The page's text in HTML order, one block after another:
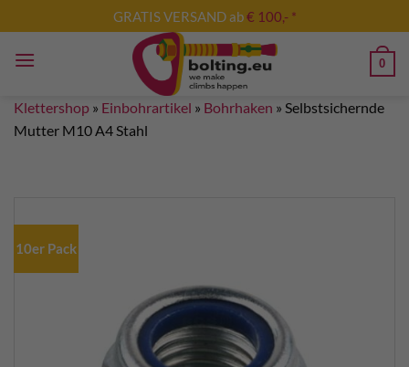
Inhalt
springen
GRATIS VERSAND ab€ 100,- *
0
Klettershop » Einbohrartikel » Bohrhaken » Selbstsichernde
Mutter M10 A4 Stahl
10er Pack